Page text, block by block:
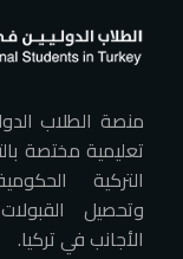
منصة الطلاب
تعليمية مختصة
التركية
وتحصيل
الأجانب في تركيا.